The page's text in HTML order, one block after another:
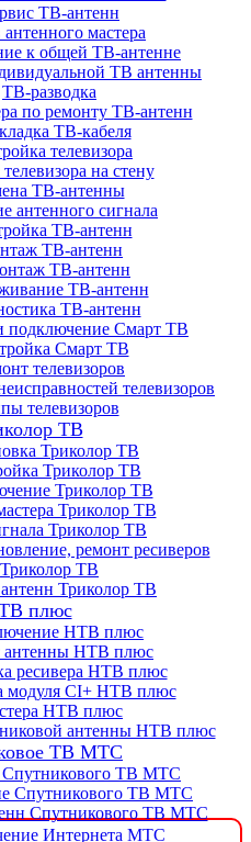
ТВ-антенн
мастера
к общей ТВ-антенне
ТВ антенны
ТВ-разводка
по ремонту ТВ-антенн
ТВ-кабеля
телевизора
на стену
ТВ-антенны
антенного сигнала
ТВ-антенн
ТВ-антенн
ТВ-антенн
ТВ-антенн
ТВ-антенн
подключение Смарт ТВ
Смарт ТВ
телевизоров
телевизоров
телевизоров
ТВ
Триколор ТВ
Триколор ТВ
Триколор ТВ
Триколор ТВ
Триколор ТВ
ремонт ресиверов
Триколор ТВ
Триколор ТВ
плюс
НТВ плюс
антенны НТВ плюс
ресивера НТВ плюс
модуля CI+ НТВ плюс
НТВ плюс
антенны НТВ плюс
ТВ МТС
Спутникового ТВ МТС
Спутникового ТВ МТС
Спутникового ТВ МТС
Интернета МТС